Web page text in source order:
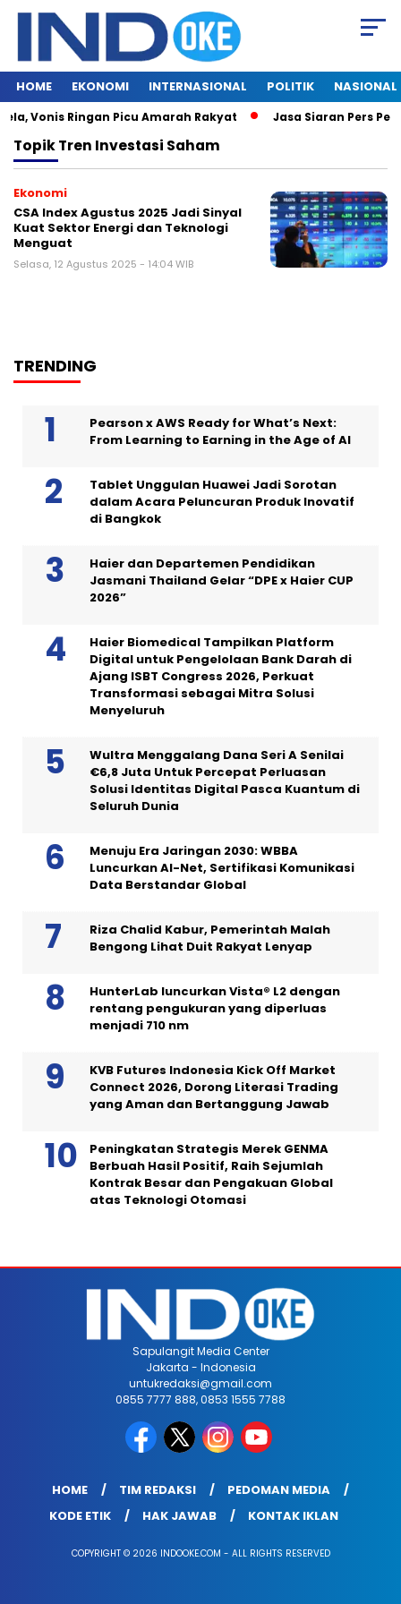
HOME EKONOMI INTERNASIONAL POLITIK NASIONAL
Vonis Ringan Picu Amarah Rakyat Jasa Siaran Pers
TopikTren Investasi Saham
Ekonomi
CSA Index Agustus 2025 Jadi Sinyal
Kuat Sektor Energi dan Teknologi
Menguat
Selasa, 12 Agustus 2025 - 14:04 WIB
TRENDING
Pearson x AWS Ready for What’s Next:
From Learning to Earning in the Age of AI
Tablet Unggulan Huawei Jadi Sorotan
dalam Acara Peluncuran Produk Inovatif
di Bangkok
Haier dan Departemen Pendidikan
Jasmani Thailand Gelar “DPE x Haier CUP
2026”
Haier Biomedical Tampilkan Platform
Digital untuk Pengelolaan Bank Darah di
Ajang ISBT Congress 2026, Perkuat
Transformasi sebagai Mitra Solusi
Menyeluruh
Wultra Menggalang Dana Seri A Senilai
€6,8 Juta Untuk Percepat Perluasan
Solusi Identitas Digital Pasca Kuantum di
Seluruh Dunia
Menuju Era Jaringan 2030: WBBA
Luncurkan AI-Net, Sertifikasi Komunikasi
Data Berstandar Global
Riza Chalid Kabur, Pemerintah Malah
Bengong Lihat Duit Rakyat Lenyap
HunterLab luncurkan Vista® L2 dengan
rentang pengukuran yang diperluas
menjadi 710 nm
KVB Futures Indonesia Kick Off Market
Connect 2026, Dorong Literasi Trading
yang Aman dan Bertanggung Jawab
Peningkatan Strategis Merek GENMA
Berbuah Hasil Positif, Raih Sejumlah
Kontrak Besar dan Pengakuan Global
atas Teknologi Otomasi
Sapulangit Media Center
Jakarta - Indonesia
untukredaksi@gmail.com
0855 7777 888, 0853 1555 7788
HOME TIM REDAKSI
PEDOMAN MEDIA
KODE ETIK
HAK JAWAB KONTAK IKLAN
COPYRIGHT © 2026 INDOOKE.COM - ALL RIGHTS RESERVED